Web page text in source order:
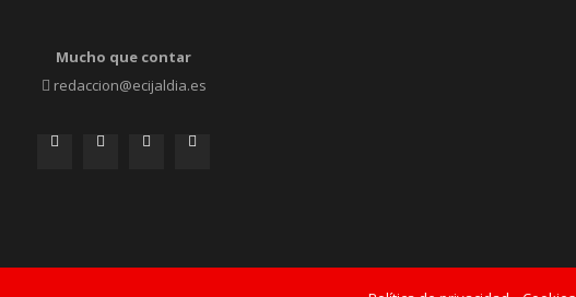
Mucho que contar
redaccion@ecijaldia.es